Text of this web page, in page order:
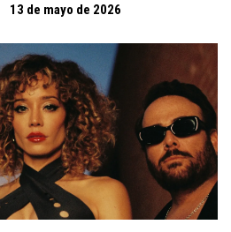
13 de mayo de 2026